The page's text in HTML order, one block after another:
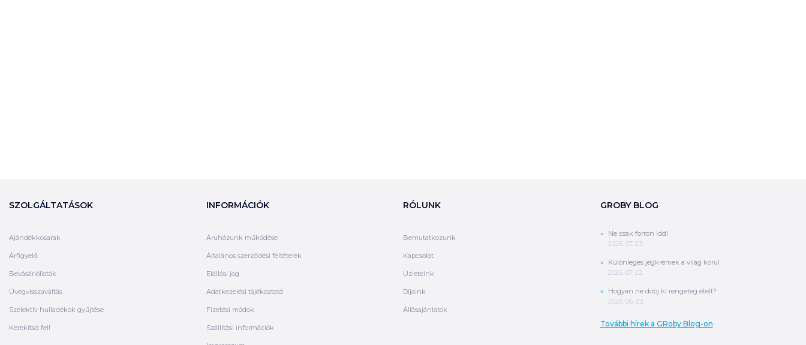
SZOLGÁLTATÁSOK
Ajándékkosarak
Árfigyelő
Bevásárlólisták
Üvegvisszaváltás
Szelektív hulladékok gyűjtése
Kerekítsd fel!
INFORMÁCIÓK
Áruházunk működése
Általános szerződési feltételek
Elállási jog
Adatkezelési tájékoztató
Fizetési módok
Szállítási információk
RÓLUNK
Bemutatkozunk
Kapcsolat
Üzleteink
Díjaink
Állásajánlatok
GROBY BLOG
Ne csak forrón idd!
2026. 07. 23.
Különleges jégkrémek a világ körül
2026. 07. 22.
Hogyan ne dobj ki rengeteg ételt?
2026. 06. 23.
További hírek a GRoby Blog-on